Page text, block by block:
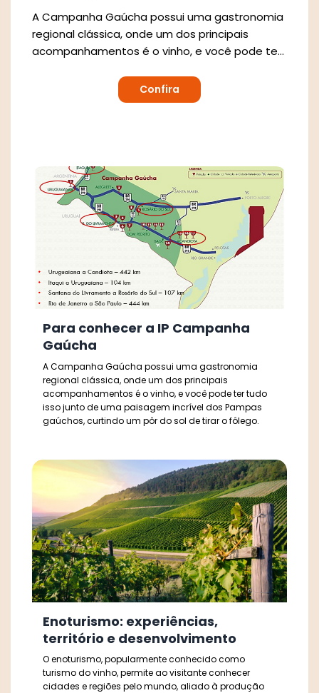
A Campanha Gaúcha possui uma gastronomia
regional clássica, onde um dos principais
acompanhamentos é o vinho, e você pode ter
Pampas gaúchos, curtindo um pôr do sol de
Confira
Para conhecer a IP Campanha
Gaúcha
A Campanha Gaúcha possui uma gastronomia
regional clássica, onde um dos principais
acompanhamentos é o vinho, e você pode ter tudo
isso junto de uma paisagem incrível dos Pampas
gaúchos, curtindo um pôr do sol de tirar o fôlego.
Enoturismo: experiências,
território e desenvolvimento
O enoturismo, popularmente conhecido como
turismo do vinho, permite ao visitante conhecer
cidades e regiões pelo mundo, aliado à produção